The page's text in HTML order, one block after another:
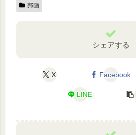
邦画
シェアする
X Facebook
LINE